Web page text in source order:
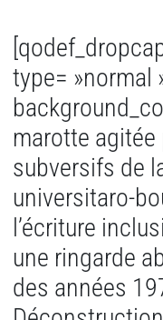
type= »normal
marotte agitée
subversifs de
universitaro-
l’écriture
une ringarde
des années